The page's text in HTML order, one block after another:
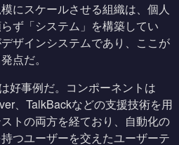
にスケールさせる組織は、個人
ず「システム」を構築してい
ザインシステムであり、ここが
点だ。
好事例だ。コンポーネントは
、TalkBackなどの支援技術を用
トの両方を経ており、自動化の
つユーザーを交えたユーザーテ